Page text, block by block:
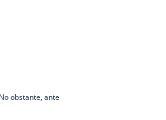
obstante, ante